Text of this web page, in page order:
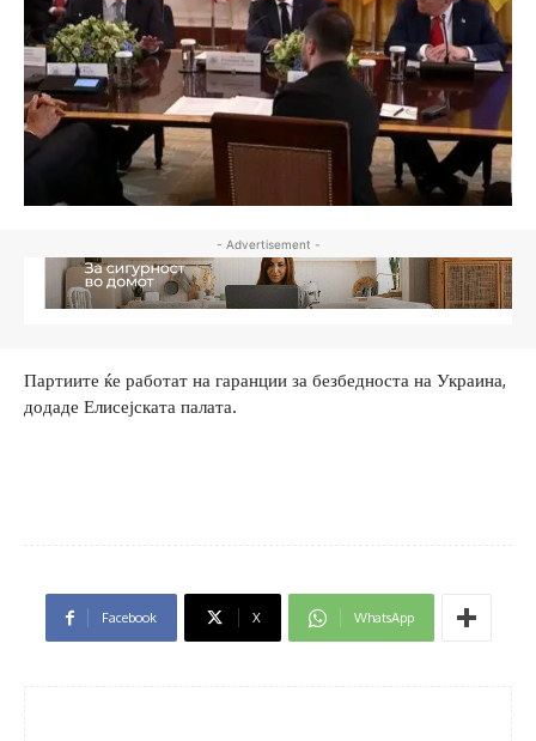
- Advertisement -
Партиите ќе работат на гаранции за безбедноста на Украина,
додаде Елисејската палата.
Facebook X WhatsApp